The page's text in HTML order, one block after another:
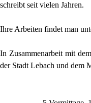
schreibt seit vielen Jahren.
Ihre Arbeiten findet man
In Zusammenarbeit mit
der Stadt Lebach und dem